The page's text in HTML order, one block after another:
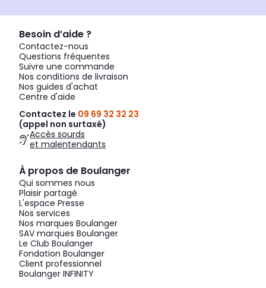
Besoin d’aide ?
Contactez-nous
Questions fréquentes
Suivre une commande
Nos conditions de livraison
Nos guides d'achat
Centre d'aide
Contactez le 09 69 32 32 23
(appel non surtaxé)
Accès sourds
et malentendants
À propos de Boulanger
Qui sommes nous
Plaisir partagé
L'espace Presse
Nos services
Nos marques Boulanger
SAV marques Boulanger
Le Club Boulanger
Fondation Boulanger
Client professionnel
Boulanger INFINITY